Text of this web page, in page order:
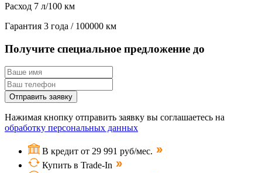
Расход 7 л/100 км
Гарантия 3 года / 100000 км
Получите специальное предложение до
Отправить заявку
Нажимая кнопку отправить заявку вы соглашаетесь на
обработку персональных данных
В кредит от 29 991 руб/мес.
Купить в Trade-In